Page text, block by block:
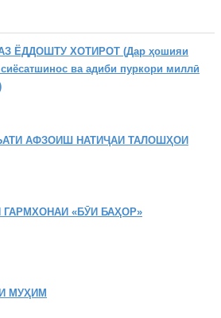
ЁДДОШТУ ХОТИРОТ (Дар ҳошияи
ва адиби пуркори миллӣ
АФЗОИШ НАТИҶАИ ТАЛОШҲОИ
«БӮИ БАҲОР»
МУҲИМ